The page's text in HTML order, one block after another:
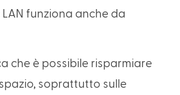
funziona anche da
che è possibile risparmiare
soprattutto sulle